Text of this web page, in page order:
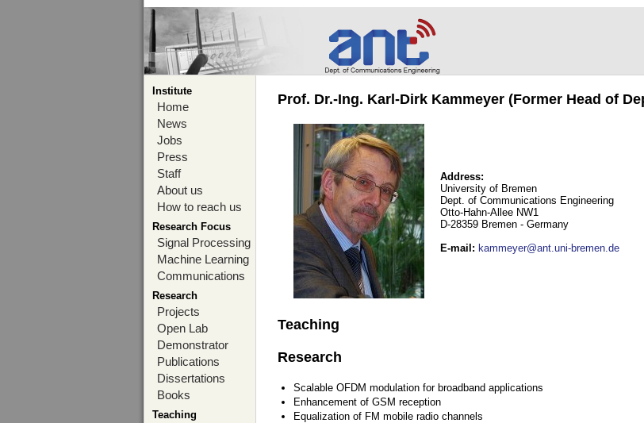
Institute
Home
News
Jobs
Press
Staff
About us
How to reach us
Research Focus
Signal Processing
Machine Learning
Communications
Research
Projects
Open Lab
Demonstrator
Publications
Dissertations
Books
Teaching
Prof. Dr.-Ing. Karl-Dirk Kammeyer (Former Head of
Address:
University of Bremen
Dept. of Communications Engineering
Otto-Hahn-Allee NW1
D-28359 Bremen - Germany
E-mail : kammeyer@ant.uni-bremen.de
Teaching
Research
Scalable OFDM modulation for broadband applications
Enhancement of GSM reception
Equalization of FM mobile radio channels